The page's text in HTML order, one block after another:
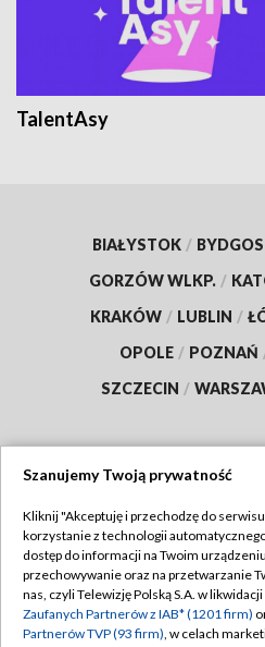
TalentAsy
BIAŁYSTOK /
GORZÓW WLKP. /
KRAKÓW / LUBLIN /
OPOLE / POZNAŃ
SZCZECIN /
Abonament TVP
Emisja w TVP
Polityka
Szanujemy Twoją prywatność
Kliknij "Akceptuję i przechodzę do
korzystanie z technologii
dostęp do informacji na Twoim
przechowywanie oraz na przetwarzanie
nas, czyli Telewizję Polską S.A. w
Zaufanych Partnerów z IAB* (1201 firm)
Partnerów TVP (93 firm), w celach